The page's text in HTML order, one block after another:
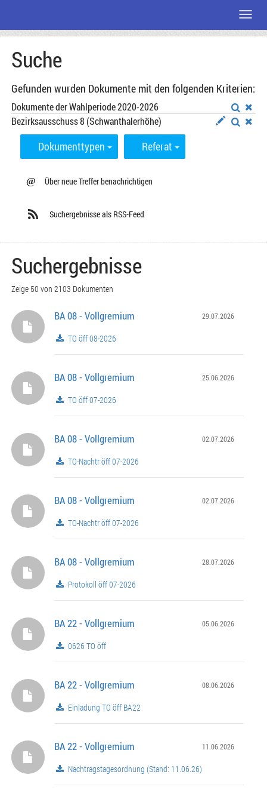
Seiteninhalt
Suche
Gefunden wurden Dokumente mit den folgenden Kriterien:
Dokumente der Wahlperiode 2020-2026
Bezirksausschuss 8 (Schwanthalerhöhe)
Dokumenttypen Referat
@ Über neue Treffer benachrichtigen
Suchergebnisse als RSS-Feed
Suchergebnisse
Zeige 50 von 2103 Dokumenten
29.07.2026
BA 08 - Vollgremium
TO öff 08-2026
25.06.2026
BA 08 - Vollgremium
TO öff 07-2026
02.07.2026
BA 08 - Vollgremium
TO-Nachtr öff 07-2026
02.07.2026
BA 08 - Vollgremium
TO-Nachtr öff 07-2026
28.07.2026
BA 08 - Vollgremium
Protokoll öff 07-2026
05.06.2026
BA 22 - Vollgremium
0626 TO öff
08.06.2026
BA 22 - Vollgremium
Einladung TO öff BA22
11.06.2026
BA 22 - Vollgremium
Nachtragstagesordnung (Stand: 11.06.26)